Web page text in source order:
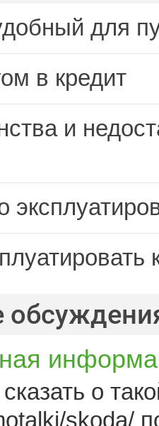
для
в кредит
и
о
skoda/